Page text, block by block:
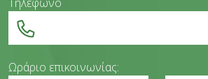
Ωράριο επικοινωνίας: